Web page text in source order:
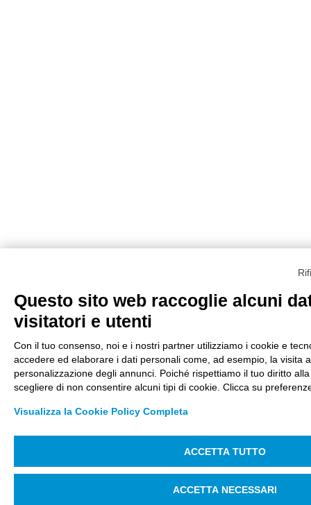
Questo sito web raccoglie alcuni
visitatori e utenti
Con il tuo consenso, noi e i nostri partner utilizziamo i cookie e
accedere ed elaborare i dati personali come, ad esempio, la visita
personalizzazione degli annunci. Poiché rispettiamo il tuo diritto
scegliere di non consentire alcuni tipi di cookie. Clicca su
Visualizza la Cookie Policy Completa
ACCETTA TUTTO
ACCETTA NECESSARI